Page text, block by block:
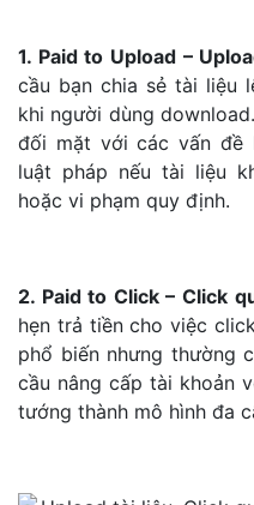
1. Paid to Upload –
cầu bạn chia sẻ tài liệu
khi người dùng
đối mặt với các vấn đề
luật pháp nếu tài liệu
hoặc vi phạm quy định.
2. Paid to Click – Click
hẹn trả tiền cho việc
phổ biến nhưng thường
cầu nâng cấp tài khoản
tướng thành mô hình đa